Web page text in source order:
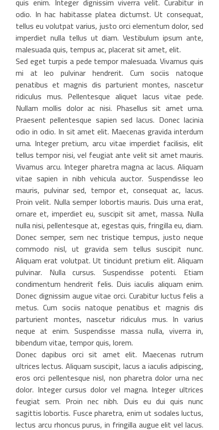
odio. In hac habitasse platea dictumst. Ut consequat,
tellus eu volutpat varius, justo orci elementum dolor, sed
imperdiet nulla tellus ut diam. Vestibulum ipsum ante,
malesuada quis, tempus ac, placerat sit amet, elit.
Sed eget turpis a pede tempor malesuada. Vivamus quis
mi at leo pulvinar hendrerit. Cum sociis natoque
penatibus et magnis dis parturient montes, nascetur
ridiculus mus. Pellentesque aliquet lacus vitae pede.
Nullam mollis dolor ac nisi. Phasellus sit amet urna.
Praesent pellentesque sapien sed lacus. Donec lacinia
odio in odio. In sit amet elit. Maecenas gravida interdum
urna. Integer pretium, arcu vitae imperdiet facilisis, elit
tellus tempor nisi, vel feugiat ante velit sit amet mauris.
Vivamus arcu. Integer pharetra magna ac lacus. Aliquam
vitae sapien in nibh vehicula auctor. Suspendisse leo
mauris, pulvinar sed, tempor et, consequat ac, lacus.
Proin velit. Nulla semper lobortis mauris. Duis urna erat,
ornare et, imperdiet eu, suscipit sit amet, massa. Nulla
nulla nisi, pellentesque at, egestas quis, fringilla eu, diam.
Donec semper, sem nec tristique tempus, justo neque
commodo nisl, ut gravida sem tellus suscipit nunc.
Aliquam erat volutpat. Ut tincidunt pretium elit. Aliquam
pulvinar. Nulla cursus. Suspendisse potenti. Etiam
condimentum hendrerit felis. Duis iaculis aliquam enim.
Donec dignissim augue vitae orci. Curabitur luctus felis a
metus. Cum sociis natoque penatibus et magnis dis
parturient montes, nascetur ridiculus mus. In varius
neque at enim. Suspendisse massa nulla, viverra in,
bibendum vitae, tempor quis, lorem.
Donec dapibus orci sit amet elit. Maecenas rutrum
ultrices lectus. Aliquam suscipit, lacus a iaculis adipiscing,
eros orci pellentesque nisl, non pharetra dolor urna nec
dolor. Integer cursus dolor vel magna. Integer ultrices
feugiat sem. Proin nec nibh. Duis eu dui quis nunc
sagittis lobortis. Fusce pharetra, enim ut sodales luctus,
lectus arcu rhoncus purus, in fringilla augue elit vel lacus.